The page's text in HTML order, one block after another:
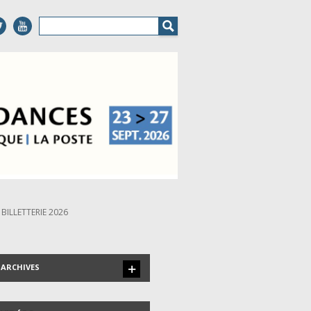
BILLETTERIE 2026
ARCHIVES
LES INVITÉS DEPUIS 1999